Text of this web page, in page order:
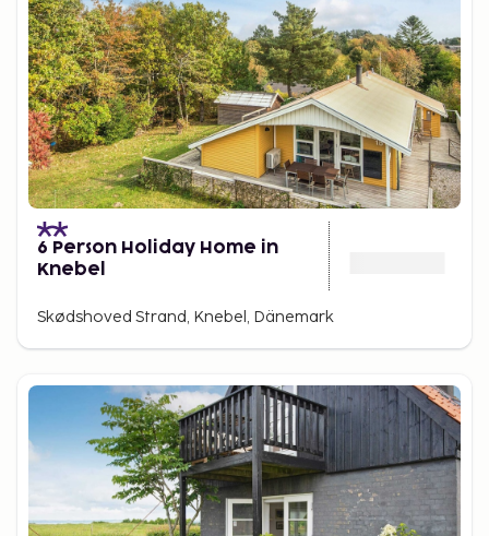
6 Person Holiday Home in
Knebel
Skødshoved Strand, Knebel, Dänemark